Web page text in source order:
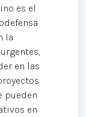
es el
la
en las
pueden
en